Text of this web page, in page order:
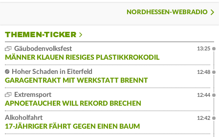
NORDHESSEN-WEBRADIO
THEMEN-TICKER
Gäubodenvolksfest
MÄNNER KLAUEN RIESIGES PLASTIKKROKODIL
13:25
Hoher Schaden in Eiterfeld
GARAGENTRAKT MIT WERKSTATT BRENNT
12:48
Extremsport
APNOETAUCHER WILL REKORD BRECHEN
12:44
Alkoholfahrt
17-JÄHRIGER FÄHRT GEGEN EINEN BAUM
12:42